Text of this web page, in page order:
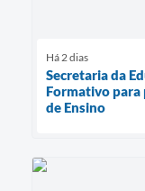
Há 2 dias
Secretaria da
Formativo para
de Ensino